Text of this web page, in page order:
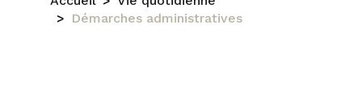
Démarches administratives